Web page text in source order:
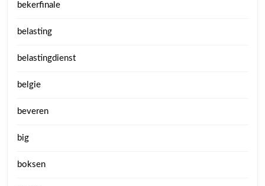
bekerfinale
belasting
belastingdienst
belgie
beveren
big
boksen